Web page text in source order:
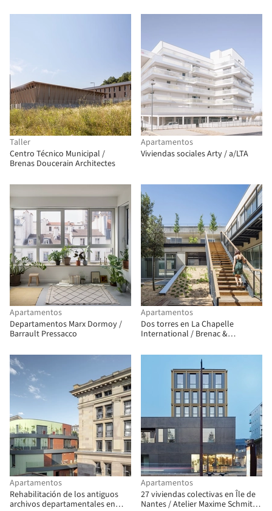
Taller
Centro Técnico Municipal /
Brenas Doucerain Architectes
Apartamentos
Viviendas sociales Arty / a/LTA
Apartamentos
Departamentos Marx Dormoy /
Barrault Pressacco
Apartamentos
Dos torres en La Chapelle
International / Brenac &
architecture
Apartamentos
Rehabilitación de los antiguos
archivos departamentales en
Apartamentos
27 viviendas colectivas en Île de
Nantes / Atelier Maxime Schmitt